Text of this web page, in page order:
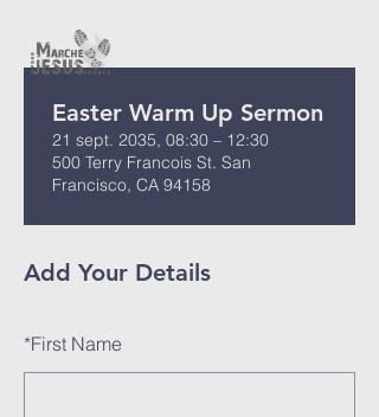
Add Your Details
*First Name
Easter Warm Up Sermon
21 sept. 2035, 08:30 – 12:30
500 Terry Francois St. San
Francisco, CA 94158